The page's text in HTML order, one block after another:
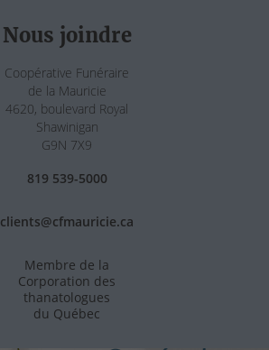
Nous joindre
Coopérative Funéraire
de la Mauricie
4620, boulevard Royal
Shawinigan
G9N 7X9
819 539-5000
clients@cfmauricie.ca
Membre de la
Corporation des
thanatologues
du Québec